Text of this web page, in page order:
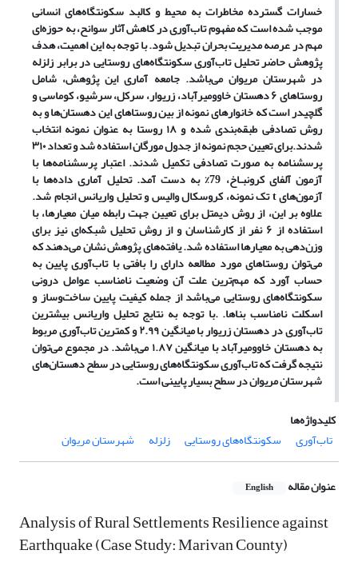
خسارات گسترده مخاطرات به محیط و کالبد سکونتگاه‌های انسانی
موجب شده است که مفهوم تاب‌آوری در کاهش آثار سوانح، به حوزه‌ای
مهم در عرصه مدیریت بحران تبدیل شود. با توجه به این اهمیت، هدف
پژوهش حاضر تحلیل تاب‌آوری سکونتگاه‌های روستایی در برابر زلزله
در شهرستان مریوان می‌باشد.جامعه آماری این پژوهش، شامل
روستاهای ۶ دهستان خاوومیرآباد، زریوار، سرکل، سرشیو، کوماسی و
گلچیدر است که خانوارهای نمونه از بین روستاهای این دهستان‌ها و به
روش تصادفی طبقه‌بندی شده و ۱۸ روستا به عنوان نمونه انتخاب
شدند. برای تعیین حجم نمونه از جدول مورگان استفاده شد و تعداد ۳۱۰
پرسشنامه به صورت تصادفی تکمیل شدند. اعتبار پرسشنامه‌ها با
آزمون آلفای کرونبـاخ، 79% به دست آمد. تحلیل آماری داده‌ها با
آزمون‌هایtتک نمونه، کروسکال والیس وتحلیل واریانسانجام شد.
علاوه بر این، از روش دیمتل برای تعیین جهت رابطه میان معیارها، با
استفاده از ۶ نفر از کارشناسان و از روش تحلیل شبکه‌ای نیز برای
وزن‌دهی به معیارها استفاده شد. یافته‌های پژوهش نشان می‌دهند که
می‌توان روستاهای مورد مطالعه دارای را بافتی با تاب‌آوری پایین به
حساب آورد که مهم‌ترین علت آن وضعیت نامناسب عوامل درونی
سکونتگاه‌های روستایی می‌باشد از جمله کیفیت پایین ساخت‌و‌ساز و
اسکلت نامناسب بناها. .با توجه به نتایج تحلیل واریانسبیشترین
تاب‌آوری در دهستان زریوار با میانگین ۲.۹۹ و کمترین تاب‌آوری مربوط
به دهستان خاوومیرآباد با میانگین ۱.۸۷ می‌باشد. در مجموع می‌توان
نتیجه گرفت که تاب‌آوری سکونتگاه‌های روستایی در سطح دهستان‌های
شهرستان مریوان در سطح بسیار پایینی است.
کلیدواژه‌ها
تاب‌آوری
سکونتگاه‌های روستایی زلزله شهرستان مریوان
عنوان مقاله English
Analysis of Rural Settlements Resilience against
Earthquake (Case Study: Marivan County)